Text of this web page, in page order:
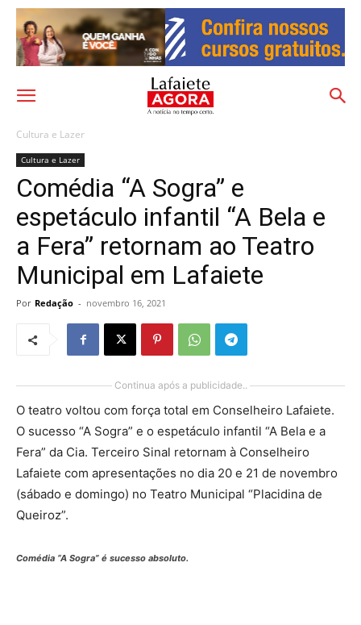
Cultura e Lazer
Cultura e Lazer
Comédia “A Sogra” e
espetáculo infantil “A Bela e
a Fera” retornam ao Teatro
Municipal em Lafaiete
Por Redação - novembro 16, 2021
Continua após a publicidade..
O teatro voltou com força total em Conselheiro Lafaiete.
O sucesso “A Sogra” e o espetáculo infantil “A Bela e a
Fera” da Cia. Terceiro Sinal retornam à Conselheiro
Lafaiete com apresentações no dia 20 e 21 de novembro
(sábado e domingo) no Teatro Municipal “Placidina de
Queiroz”.
Comédia “A Sogra” é sucesso absoluto.